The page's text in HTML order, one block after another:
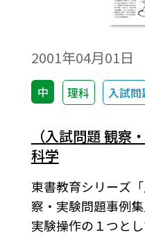
2001年04月01日
中 理科 入試問
（入試問題 観察
科学
東書教育シリーズ
察・実験問題事例
実験操作の１つと